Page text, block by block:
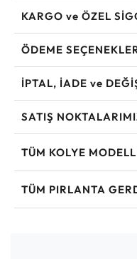
KARGO ve ÖZEL
ÖDEME
İPTAL, İADE ve
SATIŞ
TÜM KOLYE
TÜM PIRLANTA